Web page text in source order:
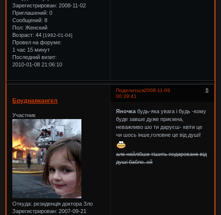
Зарегистрирован: 2008-11-02
Приглашений: 0
Сообщений: 8
Пол: Женский
Возраст: 44[1982-01-04]
Провел на форуме:
1 час 15 минут
Последний визит:
2010-01-08 21:06:10
Поделиться 6
2008-11-09
00:39:41
Бруднаякангел
Участник
Откуда: резиденція доктора Зло
Зарегистрирован: 2007-09-21
Яночка будь-яка увага і будь -кому
буде завше дуже приємна,
неважливо шо ти даруєш- квіти це
чи шось інше,головне це від душі!
але нейлібше тішить подароване від
душі бабло..ой